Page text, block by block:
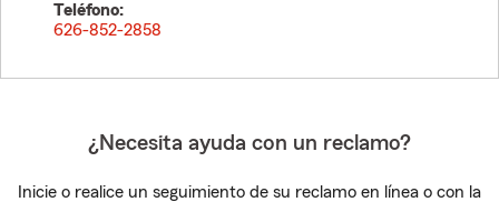
Teléfono:
626-852-2858
¿Necesita ayuda con un reclamo?
Inicie o realice un seguimiento de su reclamo en línea o con la